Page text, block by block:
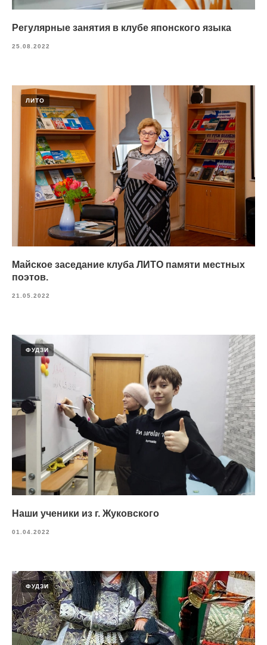
Регулярные занятия в клубе японского языка
25.08.2022
ЛИТО
Майское заседание клуба ЛИТО памяти местных
поэтов.
21.05.2022
ФУДЗИ
Наши ученики из г. Жуковского
01.04.2022
ФУДЗИ